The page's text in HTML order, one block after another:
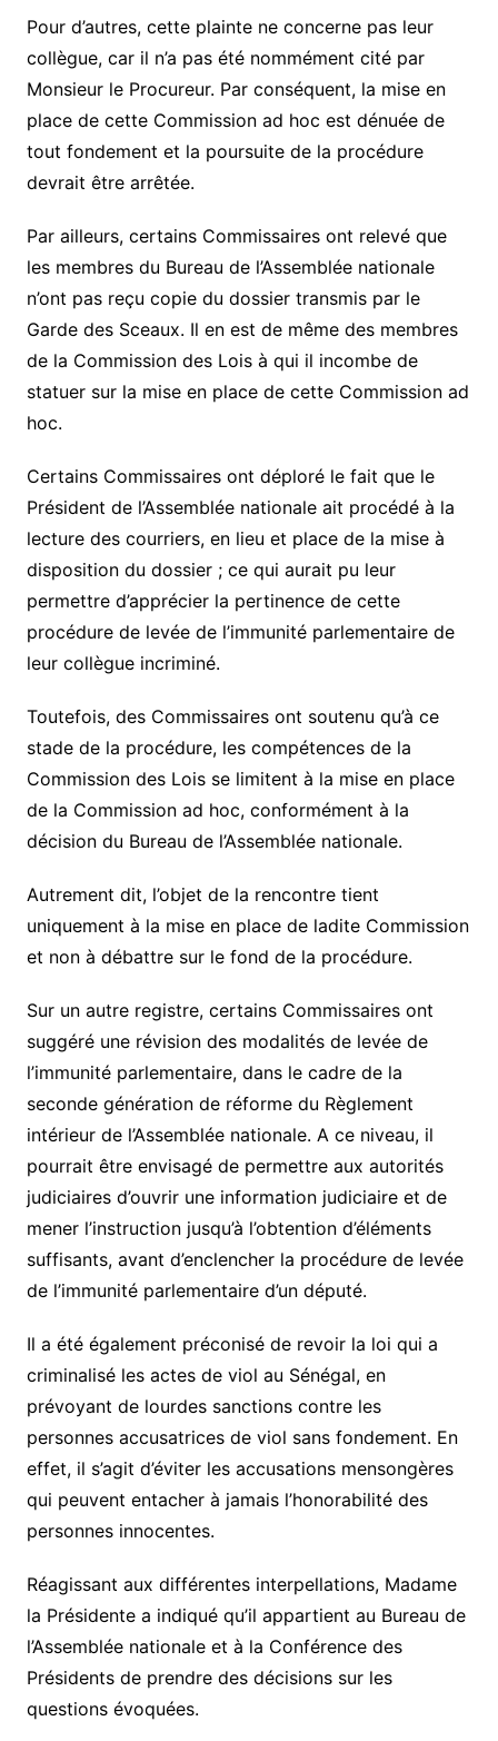
Pour d’autres, cette plainte ne concerne pas leur
collègue, car il n’a pas été nommément cité par
Monsieur le Procureur. Par conséquent, la mise en
place de cette Commission ad hoc est dénuée de
tout fondement et la poursuite de la procédure
devrait être arrêtée.
Par ailleurs, certains Commissaires ont relevé que
les membres du Bureau de l’Assemblée nationale
n’ont pas reçu copie du dossier transmis par le
Garde des Sceaux. Il en est de même des membres
de la Commission des Lois à qui il incombe de
statuer sur la mise en place de cette Commission ad
hoc.
Certains Commissaires ont déploré le fait que le
Président de l’Assemblée nationale ait procédé à la
lecture des courriers, en lieu et place de la mise à
disposition du dossier ; ce qui aurait pu leur
permettre d’apprécier la pertinence de cette
procédure de levée de l’immunité parlementaire de
leur collègue incriminé.
Toutefois, des Commissaires ont soutenu qu’à ce
stade de la procédure, les compétences de la
Commission des Lois se limitent à la mise en place
de la Commission ad hoc, conformément à la
décision du Bureau de l’Assemblée nationale.
Autrement dit, l’objet de la rencontre tient
uniquement à la mise en place de ladite Commission
et non à débattre sur le fond de la procédure.
Sur un autre registre, certains Commissaires ont
suggéré une révision des modalités de levée de
l’immunité parlementaire, dans le cadre de la
seconde génération de réforme du Règlement
intérieur de l’Assemblée nationale. A ce niveau, il
pourrait être envisagé de permettre aux autorités
judiciaires d’ouvrir une information judiciaire et de
mener l’instruction jusqu’à l’obtention d’éléments
suffisants, avant d’enclencher la procédure de levée
de l’immunité parlementaire d’un député.
Il a été également préconisé de revoir la loi qui a
criminalisé les actes de viol au Sénégal, en
prévoyant de lourdes sanctions contre les
personnes accusatrices de viol sans fondement. En
effet, il s’agit d’éviter les accusations mensongères
qui peuvent entacher à jamais l’honorabilité des
personnes innocentes.
Réagissant aux différentes interpellations, Madame
la Présidente a indiqué qu’il appartient au Bureau de
l’Assemblée nationale et à la Conférence des
Présidents de prendre des décisions sur les
questions évoquées.